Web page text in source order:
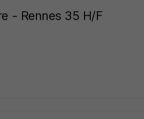
- Rennes 35 H/F